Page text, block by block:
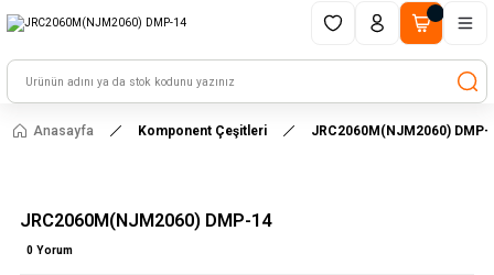
HAYAL ET - TASARLA - ÇALIŞTIR
Anasayfa Komponent Çeşitleri JRC2060M(NJM2060) DMP-
JRC2060M(NJM2060) DMP-14
0 Yorum